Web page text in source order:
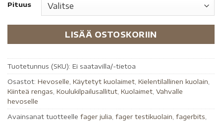
Pituus
LISÄÄ OSTOSKORIIN
Tuotetunnus (SKU): Ei saatavilla/-tietoa
Osastot: Hevoselle Käytetyt kuolaimet Kielentilallinen kuolain
Kiinteä rengas Koulukilpailusallitut Kuolaimet Vahvalle
hevoselle
Avainsanat tuotteelle fager julia fager testikuolain fagerbits